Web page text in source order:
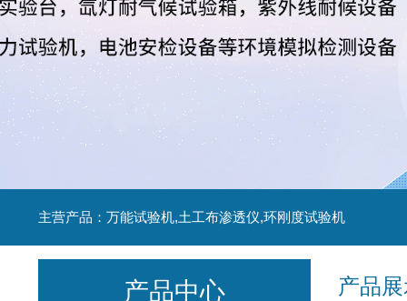
主营产品：万能试验机,土工布渗透仪,环刚度试验机
产品
产品中心